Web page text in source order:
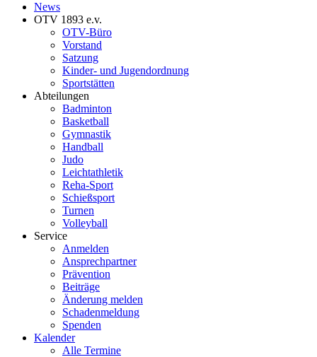
News
OTV 1893 e.v.
OTV-Büro
Vorstand
Satzung
Kinder- und Jugendordnung
Sportstätten
Abteilungen
Badminton
Basketball
Gymnastik
Handball
Judo
Leichtathletik
Reha-Sport
Schießsport
Turnen
Volleyball
Service
Anmelden
Ansprechpartner
Prävention
Beiträge
Änderung melden
Schadenmeldung
Spenden
Kalender
Alle Termine